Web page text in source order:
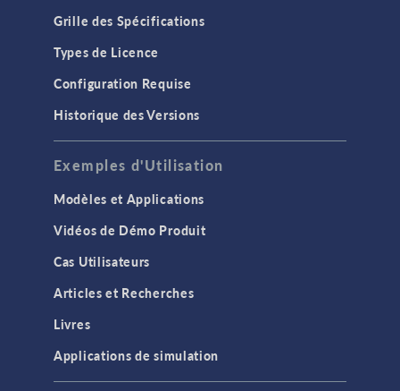
Grille des Spécifications
Types de Licence
Configuration Requise
Historique des Versions
Exemples d'Utilisation
Modèles et Applications
Vidéos de Démo Produit
Cas Utilisateurs
Articles et Recherches
Livres
Applications de simulation